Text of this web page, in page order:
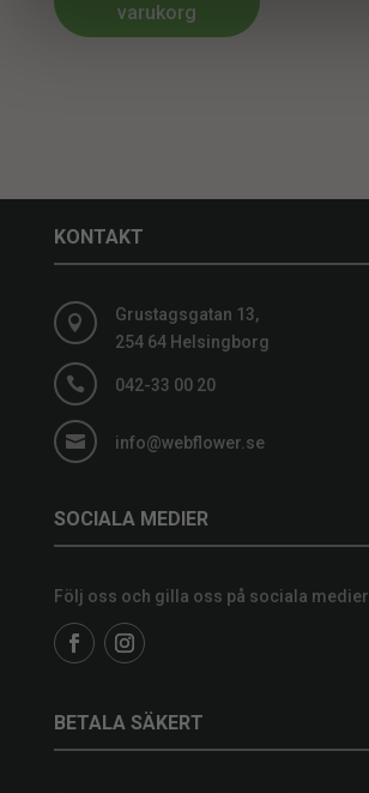
varukorg
KONTAKT

Grustagsgatan 13,
254 64 Helsingborg
 042-33 00 20
 info@webflower.se
SOCIALA MEDIER
Följ oss och gilla oss på sociala medier.
BETALA SÄKERT